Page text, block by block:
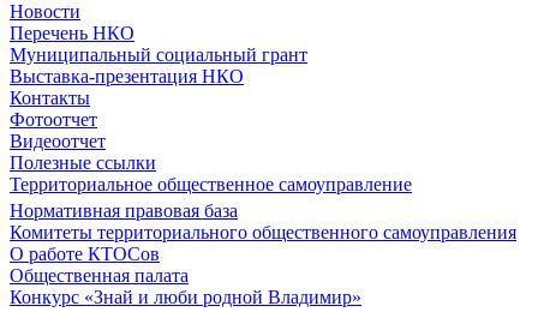
Новости
Перечень НКО
Муниципальный социальный грант
Выставка-презентация НКО
Контакты
Фотоотчет
Видеоотчет
Полезные ссылки
Территориальное общественное самоуправление
Нормативная правовая база
Комитеты территориального общественного самоуправления
О работе КТОСов
Общественная палата
Конкурс «Знай и люби родной Владимир»